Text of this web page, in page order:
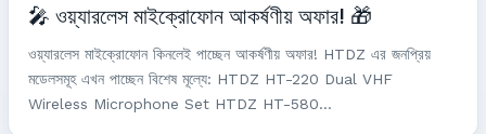
🎤 ওয়্যারলেস মাইক্রোফোন আকর্ষণীয় অফার! 🎁
ওয়্যারলেস মাইক্রোফোন কিনলেই পাচ্ছেন আকর্ষণীয় অফার! HTDZ এর জনপ্রিয়
মডেলসমূহ এখন পাচ্ছেন বিশেষ মূল্যে: HTDZ HT-220 Dual VHF
Wireless Microphone Set HTDZ HT-580...